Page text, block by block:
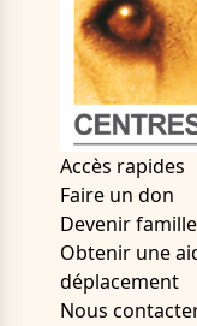
Accès rapides
Faire un don
Devenir
Obtenir une
déplacement
Nous